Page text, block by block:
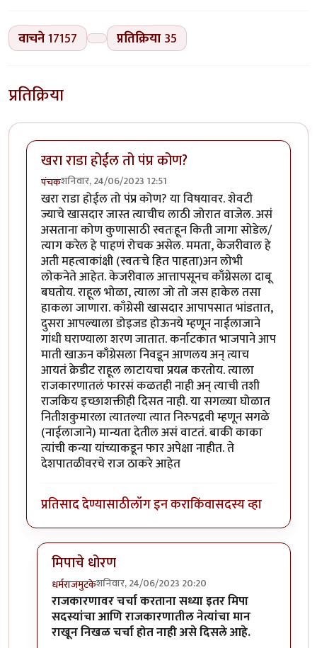
वाचने17157 प्रतिक्रिया 35
प्रतिक्रिया
खरा राडा होईल तो पंप्र कोण?
पंचकशनिवार, 24/06/2023 12:51
खरा राडा होईल तो पंप्र कोण? या विषयावर. शेवटी
ज्याचे खासदार जास्त त्याचीच लाठी जोरात वाजेल. असं
असताना कोण कुणासाठी स्वतःहून किती जागा सोडेल/
त्याग करेल हे पाहणं रोचक असेल. ममता, केजरीवाल हे
अती महत्वाकांक्षी (स्वतःचे हित पाहता)अन लोभी
लोकनेते आहेत. केजरीवाल आत्तापसूनच काँग्रेसला दाबू
बघतोय. राहूल भोळा, त्याला जो तो जस हाकेल तसा
हाकला जाणारा. काँग्रेसी खासदार आपापसात भांडतात,
दुसरा आपल्याला डोइजड होऊनये म्हणून नाईलाजाने
गांधी घराण्याला शरण जातात. कर्नाटकात भाजपाने आप
माती खाऊन काँग्रेसला निवडून आणलय अन् त्याच
आयतं क्रेडीट राहूल लाटायचा प्रयत्न करतोय. त्याला
राजकारणातलं फारसं कळतही नाही अन् त्याची तशी
राजकिय इच्छाशक्तीही दिसत नाही. या सगळ्या घोळात
नितीशकुमारला त्यातल्या त्यात निरुपद्रवी म्हणून सगळे
(नाईलाजाने) मान्यता देतील असं वाटतं. बाकी काका
त्यांची कन्या यांच्याकडून फार अपेक्षा नाहीत. ते
देशपातळीवरचे राज ठाकरे आहेत
प्रतिसाद देण्यासाठीलॉग इन कराकिंवासदस्य व्हा
मिपाचे धोरण
धर्मराजमुटकेशनिवार, 24/06/2023 20:20
In reply toखरा राडा होईल तो पंप्र कोण?by
राजकारणावर चर्चा करताना सध्या इतर मिपा
सदस्यांचा आणि राजकारणातील नेत्यांचा मान
राखून निखळ चर्चा होत नाही असे दिसले आहे.